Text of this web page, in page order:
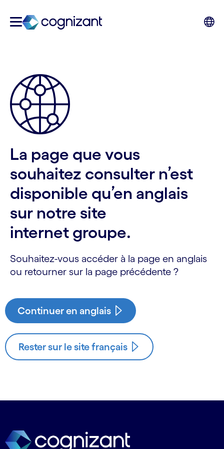
La page que vous
souhaitez consulter n’est
disponible qu’en anglais
sur notre site
internet groupe.
Souhaitez-vous accéder à la page en anglais
ou retourner sur la page précédente ?
Continuer en anglais
Rester sur le site français